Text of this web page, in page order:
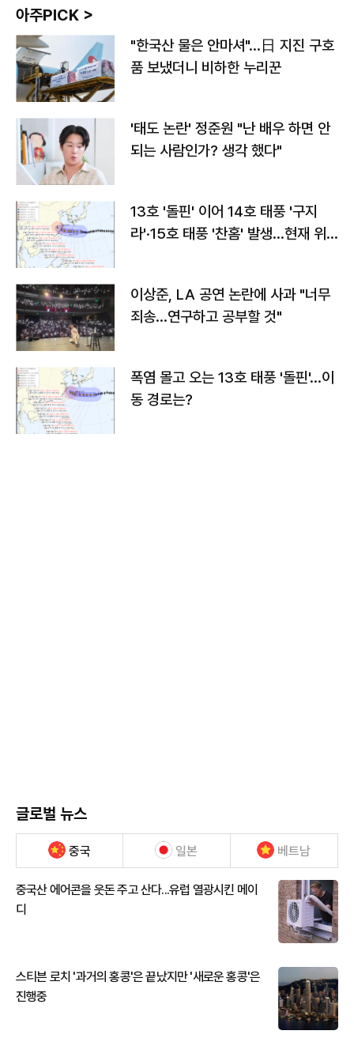
아주PICK >
"한국산 물은 안마셔"…日 지진 구호
품 보냈더니 비하한 누리꾼
'태도 논란' 정준원 "난 배우 하면 안
되는 사람인가? 생각 했다"
13호 '돌핀' 이어 14호 태풍 '구지
라'·15호 태풍 '찬홈' 발생…현재 위
이상준, LA 공연 논란에 사과 "너무
죄송…연구하고 공부할 것"
폭염 몰고 오는 13호 태풍 '돌핀'…이
동 경로는?
글로벌 뉴스
중국 일본 베트남
중국산 에어콘을 웃돈 주고 산다...유럽 열광시킨 메이
디
스티븐 로치 '과거의 홍콩'은 끝났지만 '새로운 홍콩'은
진행중